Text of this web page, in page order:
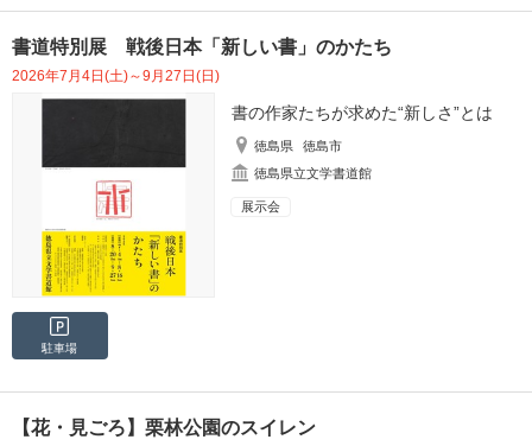
書道特別展 戦後日本「新しい書」のかたち
2026年7月4日(土)～9月27日(日)
書の作家たちが求めた“新しさ”とは
徳島県
徳島市
徳島県立文学書道館
展示会
駐車場
【花・見ごろ】栗林公園のスイレン